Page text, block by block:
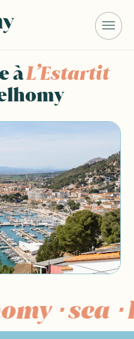
àL’Estartit
⋅ sea ⋅